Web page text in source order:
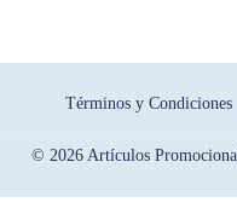
Términos y
© 2026 Artículos